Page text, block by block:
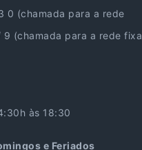
0 (chamada para a rede
9 (chamada para a rede fixa
às 18:30
e Feriados